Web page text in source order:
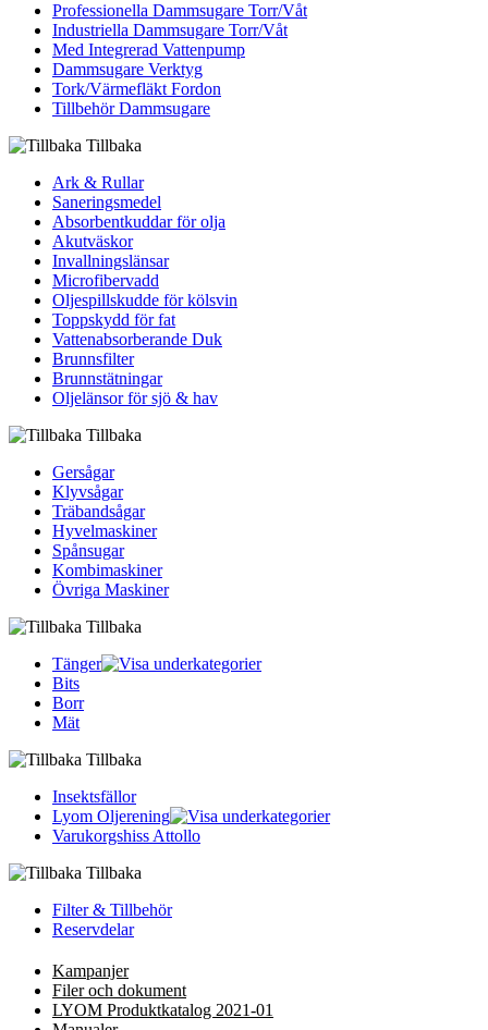
Professionella Dammsugare Torr/Våt
Industriella Dammsugare Torr/Våt
Med Integrerad Vattenpump
Dammsugare Verktyg
Tork/Värmefläkt Fordon
Tillbehör Dammsugare
Tillbaka
Ark & Rullar
Saneringsmedel
Absorbentkuddar för olja
Akutväskor
Invallningslänsar
Microfibervadd
Oljespillskudde för kölsvin
Toppskydd för fat
Vattenabsorberande Duk
Brunnsfilter
Brunnstätningar
Oljelänsor för sjö & hav
Tillbaka
Gersågar
Klyvsågar
Träbandsågar
Hyvelmaskiner
Spånsugar
Kombimaskiner
Övriga Maskiner
Tillbaka
Tänger
Bits
Borr
Mät
Tillbaka
Insektsfällor
Lyom Oljerening
Varukorgshiss Attollo
Tillbaka
Filter & Tillbehör
Reservdelar
Kampanjer
Filer och dokument
LYOM Produktkatalog 2021-01